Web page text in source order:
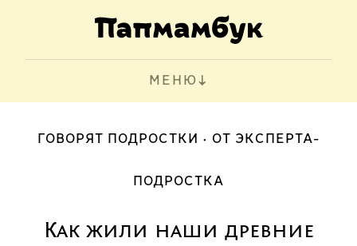
МЕНЮ
ГОВОРЯТ ПОДРОСТКИ ОТ ЭКСПЕРТА-
ПОДРОСТКА
Как жили наши древние